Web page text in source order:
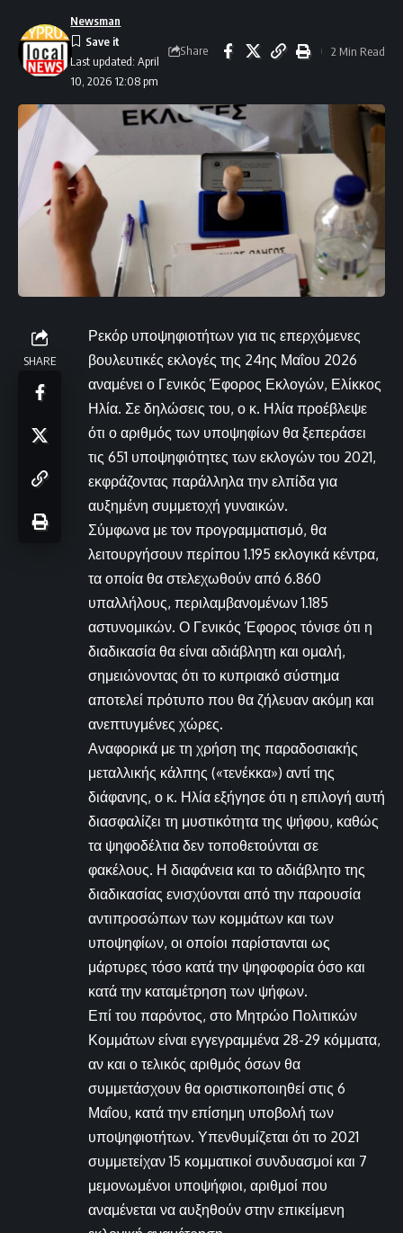
Last updated: April
10, 2026 12:08 pm
Newsman
Share 2 Min Read
SHARE
Ρεκόρ υποψηφιοτήτων για τις επερχόμενες
βουλευτικές εκλογές της 24ης Μαΐου 2026
αναμένει ο Γενικός Έφορος Εκλογών, Ελίκκος
Ηλία. Σε δηλώσεις του, ο κ. Ηλία προέβλεψε
ότι ο αριθμός των υποψηφίων θα ξεπεράσει
τις 651 υποψηφιότητες των εκλογών του 2021,
εκφράζοντας παράλληλα την ελπίδα για
αυξημένη συμμετοχή γυναικών.
Σύμφωνα με τον προγραμματισμό, θα
λειτουργήσουν περίπου 1.195 εκλογικά κέντρα,
τα οποία θα στελεχωθούν από 6.860
υπαλλήλους, περιλαμβανομένων 1.185
αστυνομικών. Ο Γενικός Έφορος τόνισε ότι η
διαδικασία θα είναι αδιάβλητη και ομαλή,
σημειώνοντας ότι το κυπριακό σύστημα
αποτελεί πρότυπο που θα ζήλευαν ακόμη και
ανεπτυγμένες χώρες.
Αναφορικά με τη χρήση της παραδοσιακής
μεταλλικής κάλπης («τενέκκα») αντί της
διάφανης, ο κ. Ηλία εξήγησε ότι η επιλογή αυτή
διασφαλίζει τη μυστικότητα της ψήφου, καθώς
τα ψηφοδέλτια δεν τοποθετούνται σε
φακέλους. Η διαφάνεια και το αδιάβλητο της
διαδικασίας ενισχύονται από την παρουσία
αντιπροσώπων των κομμάτων και των
υποψηφίων, οι οποίοι παρίστανται ως
μάρτυρες τόσο κατά την ψηφοφορία όσο και
κατά την καταμέτρηση των ψήφων.
Επί του παρόντος, στο Μητρώο Πολιτικών
Κομμάτων είναι εγγεγραμμένα 28-29 κόμματα,
αν και ο τελικός αριθμός όσων θα
συμμετάσχουν θα οριστικοποιηθεί στις 6
Μαΐου, κατά την επίσημη υποβολή των
υποψηφιοτήτων. Υπενθυμίζεται ότι το 2021
συμμετείχαν 15 κομματικοί συνδυασμοί και 7
μεμονωμένοι υποψήφιοι, αριθμοί που
αναμένεται να αυξηθούν στην επικείμενη